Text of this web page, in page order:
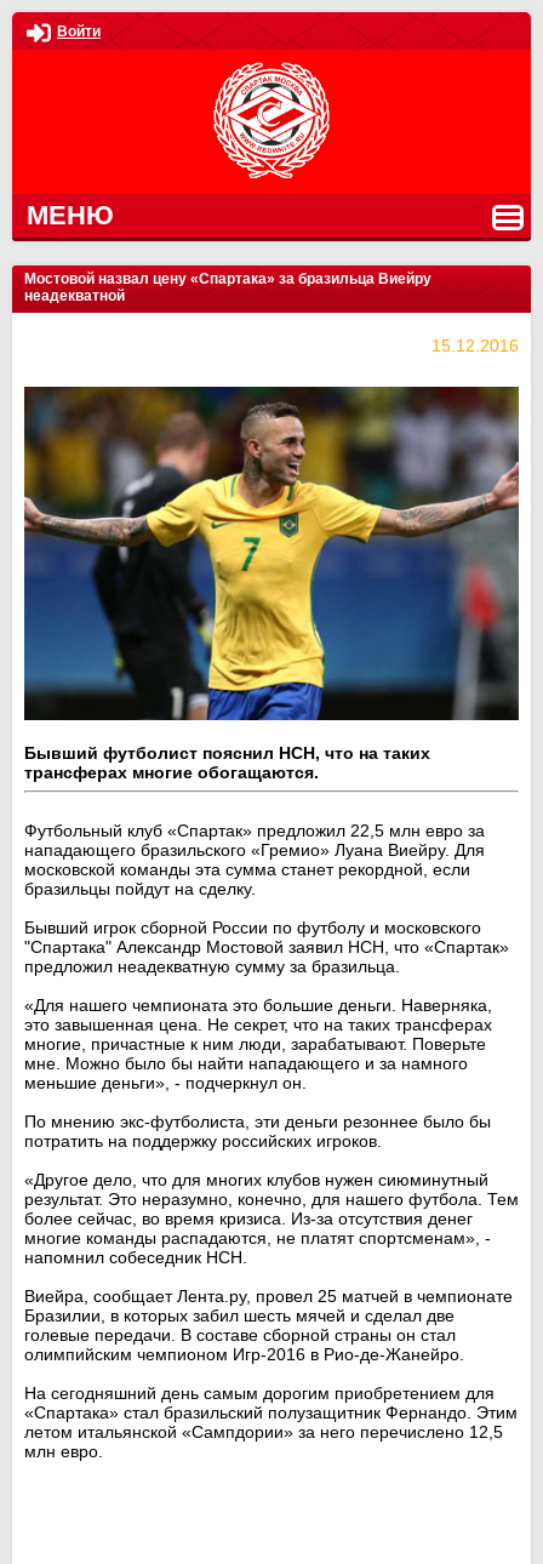
Войти
МЕНЮ
Мостовой назвал цену «Спартака» за бразильца Виейру
неадекватной
15.12.2016
Бывший футболист пояснил НСН, что на таких
трансферах многие обогащаются.
Футбольный клуб «Спартак» предложил 22,5 млн евро за
нападающего бразильского «Гремио» Луана Виейру. Для
московской команды эта сумма станет рекордной, если
бразильцы пойдут на сделку.
Бывший игрок сборной России по футболу и московского
"Спартака" Александр Мостовой заявил НСН, что «Спартак»
предложил неадекватную сумму за бразильца.
«Для нашего чемпионата это большие деньги. Наверняка,
это завышенная цена. Не секрет, что на таких трансферах
многие, причастные к ним люди, зарабатывают. Поверьте
мне. Можно было бы найти нападающего и за намного
меньшие деньги», - подчеркнул он.
По мнению экс-футболиста, эти деньги резоннее было бы
потратить на поддержку российских игроков.
«Другое дело, что для многих клубов нужен сиюминутный
результат. Это неразумно, конечно, для нашего футбола. Тем
более сейчас, во время кризиса. Из-за отсутствия денег
многие команды распадаются, не платят спортсменам», -
напомнил собеседник НСН.
Виейра, сообщает Лента.ру, провел 25 матчей в чемпионате
Бразилии, в которых забил шесть мячей и сделал две
голевые передачи. В составе сборной страны он стал
олимпийским чемпионом Игр-2016 в Рио-де-Жанейро.
На сегодняшний день самым дорогим приобретением для
«Спартака» стал бразильский полузащитник Фернандо. Этим
летом итальянской «Сампдории» за него перечислено 12,5
млн евро.